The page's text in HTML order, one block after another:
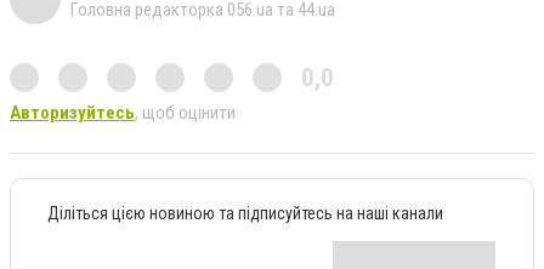
Головна редакторка 056.ua та 44.ua
0,0
Авторизуйтесь, щоб оцінити
Діліться цією новиною та підписуйтесь на наші канали